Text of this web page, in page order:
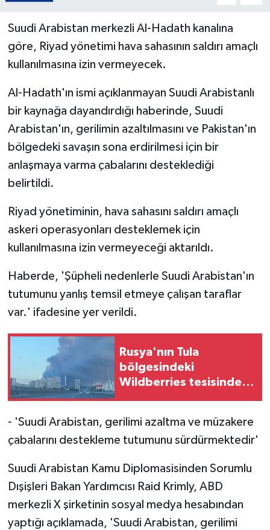
Suudi Arabistan merkezli Al-Hadath kanalına
göre, Riyad yönetimi hava sahasının saldırı amaçlı
kullanılmasına izin vermeyecek.
Al-Hadath'ın ismi açıklanmayan Suudi Arabistanlı
bir kaynağa dayandırdığı haberinde, Suudi
Arabistan'ın, gerilimin azaltılmasını ve Pakistan'ın
bölgedeki savaşın sona erdirilmesi için bir
anlaşmaya varma çabalarını desteklediği
belirtildi.
Riyad yönetiminin, hava sahasını saldırı amaçlı
askeri operasyonları desteklemek için
kullanılmasına izin vermeyeceği aktarıldı.
Haberde, 'Şüpheli nedenlerle Suudi Arabistan'ın
tutumunu yanlış temsil etmeye çalışan taraflar
var.' ifadesine yer verildi.
Rusya'nın Tula
bölgesindeki
Wildberries tesisinde
- 'Suudi Arabistan, gerilimi azaltma ve müzakere
çabalarını destekleme tutumunu sürdürmektedir'
Suudi Arabistan Kamu Diplomasisinden Sorumlu
Dışişleri Bakan Yardımcısı Raid Krimly, ABD
merkezli X şirketinin sosyal medya hesabından
yaptığı açıklamada, 'Suudi Arabistan, gerilimi